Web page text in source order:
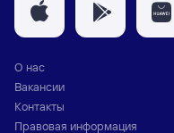
О нас
Вакансии
Контакты
Правовая информация